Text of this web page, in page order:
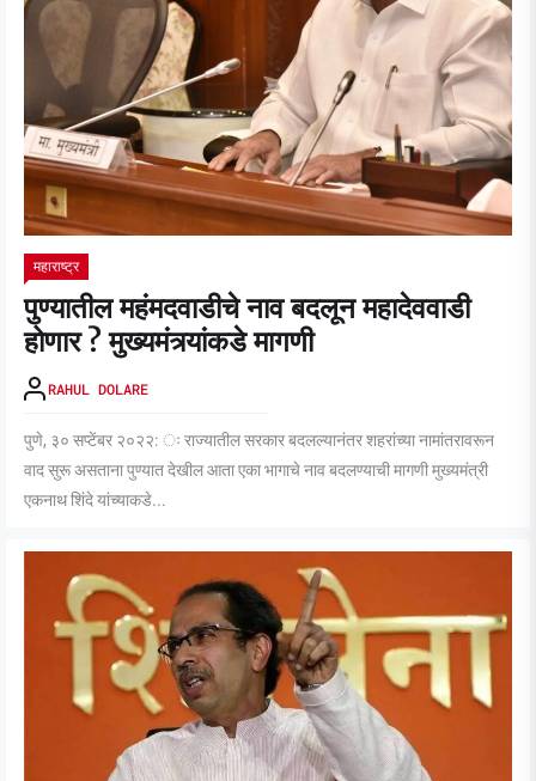
महाराष्ट्र
पुण्यातील महंमदवाडीचे नाव बदलून महादेववाडी
होणार ? मुख्यमंत्र्यांकडे मागणी
RAHUL DOLARE
पुणे, ३० सप्टेंबर २०२२: ः राज्यातील सरकार बदलल्यानंतर शहरांच्या नामांतरावरून
वाद सुरू असताना पुण्यात देखील आता एका भागाचे नाव बदलण्याची मागणी मुख्यमंत्री
एकनाथ शिंदे यांच्याकडे...